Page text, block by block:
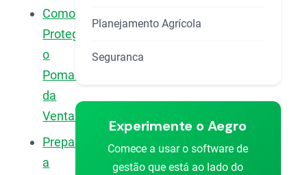
Como
Proteger
o
Pomar
da
Ventania?
Preparando
a
Planejamento Agrícola
Seguranca
Experimente o Aegro
Comece a usar o software de
gestão que está ao lado do